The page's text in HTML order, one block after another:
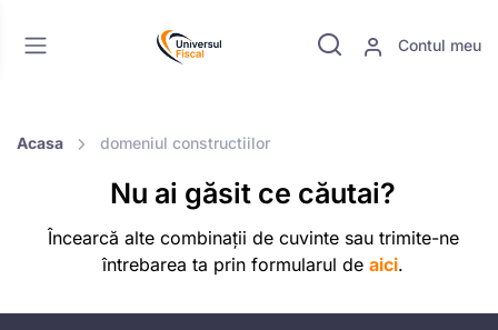
Contul meu
Acasa domeniul constructiilor
Nu ai găsit ce căutai?
Încearcă alte combinații de cuvinte sau trimite-ne
întrebarea ta prin formularul de aici.